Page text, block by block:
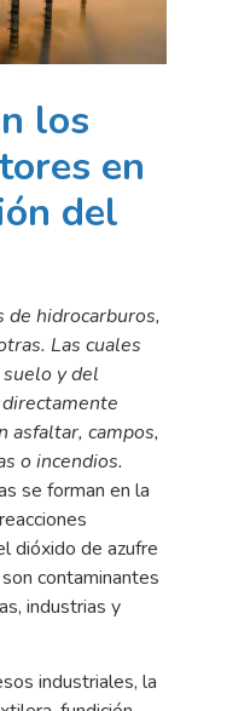
los
en
del
de hidrocarburos,
Las cuales
y del
asfaltar, campos,
o incendios.
se forman en la
dióxido de azufre
contaminantes
industrias y
industriales, la